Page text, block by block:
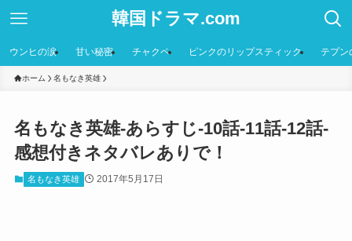
韓国ドラマ.com
ウンヒの涙 甘い秘密 チャクペ ピンクのリップスティック テプン
ホーム 名もなき英雄
名もなき英雄-あらすじ-10話-11話-12話-
感想付きネタバレありで！
名もなき英雄 2017年5月17日